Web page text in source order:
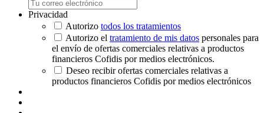
Privacidad
Autorizo todos los tratamientos
Autorizo el tratamiento de mis datos personales para
el envío de ofertas comerciales relativas a productos
financieros Cofidis por medios electrónicos.
Deseo recibir ofertas comerciales relativas a
productos financieros Cofidis por medios electrónicos